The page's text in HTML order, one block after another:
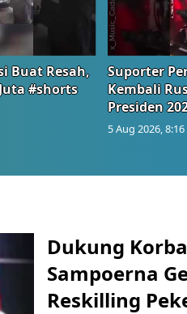
Buat Resah,
#shorts
Suporter
Kembali
Presiden
5 Aug 2026,
Dukung
Sampoerna
Reskilling